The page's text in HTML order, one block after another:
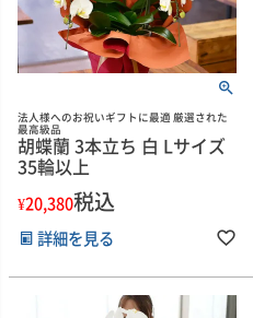
法人様へのお祝いギフトに最適 厳選された
最高級品
胡蝶蘭 3本立ち 白 Lサイズ
35輪以上
¥20,380税込
詳細を見る